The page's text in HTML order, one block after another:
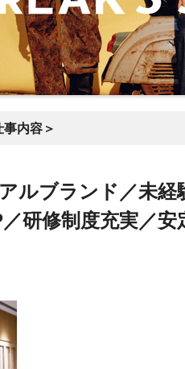
事内容＞
ルブランド／未経
研修制度充実／安